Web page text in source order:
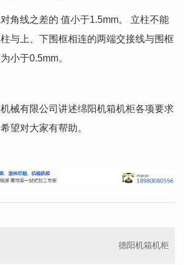
角线之差的 值小于1.5mm。 立柱不能
与上、下围框相连的两端交接线与围框
小于0.5mm。
机械有限公司讲述绵阳机箱机柜各项要求
望对大家有帮助。
德阳机箱机柜